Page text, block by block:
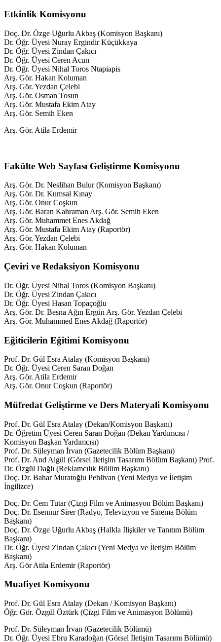
Etkinlik Komisyonu
Doç. Dr. Özge Uğurlu Akbaş (Komisyon Başkanı)
Dr. Öğr. Üyesi Nuray Ergindir Küçükkaya
Dr. Öğr. Üyesi Zindan Çakıcı
Dr. Öğr. Üyesi Ceren Acun
Dr. Öğr. Üyesi Nihal Toros Ntapiapis
Arş. Gör. Hakan Koluman
Arş. Gör. Yezdan Çelebi
Arş. Gör. Osman Tosun
Arş. Gör. Mustafa Ekim Atay
Arş. Gör. Semih Eken
Arş. Gör. Atila Erdemir
Fakülte Web Sayfası Geliştirme Komisyonu
Arş. Gör. Dr. Neslihan Bulur (Komisyon Başkanı)
Arş. Gör. Dr. Kumsal Kınay
Arş. Gör. Onur Coşkun
Arş. Gör. Baran Kahraman Arş. Gör. Semih Eken
Arş. Gör. Muhammet Enes Akdağ
Arş. Gör. Mustafa Ekim Atay (Raportör)
Arş. Gör. Yezdan Çelebi
Arş. Gör. Hakan Koluman
Çeviri ve Redaksiyon Komisyonu
Dr. Öğr. Üyesi Nihal Toros (Komisyon Başkanı)
Dr. Öğr. Üyesi Zindan Çakıcı
Dr. Öğr. Üyesi Hasan Topaçoğlu
Arş. Gör. Dr. Besna Ağın Ergün Arş. Gör. Yezdan Çelebi
Arş. Gör. Muhammed Enes Akdağ (Raportör)
Eğiticilerin Eğitimi Komisyonu
Prof. Dr. Gül Esra Atalay (Komisyon Başkanı)
Dr. Öğr. Üyesi Ceren Saran Doğan
Arş. Gör. Atila Erdemir
Arş. Gör. Onur Coşkun (Raportör)
Müfredat Geliştirme ve Ders Materyali Komisyonu
Prof. Dr. Gül Esra Atalay (Dekan/Komisyon Başkanı)
Dr. Öğretim Üyesi Ceren Saran Doğan (Dekan Yardımcısı /
Komisyon Başkan Yardımcısı)
Prof. Dr. Süleyman İrvan (Gazetecilik Bölüm Başkanı)
Prof. Dr. And Algül (Görsel İletişim Tasarımı Bölüm Başkanı) Prof.
Dr. Özgül Dağlı (Reklamcılık Bölüm Başkanı)
Doç. Dr. Bahar Muratoğlu Pehlivan (Yeni Medya ve İletişim
İngilizce)
Doç. Dr. Cem Tutar (Çizgi Film ve Animasyon Bölüm Başkanı)
Doç. Dr. Esennur Sirer (Radyo, Televizyon ve Sinema Bölüm
Başkanı)
Doç. Dr. Özge Uğurlu Akbaş (Halkla İlişkiler ve Tanıtım Bölüm
Başkanı)
Dr. Öğr. Üyesi Zindan Çakıcı (Yeni Medya ve İletişim Bölüm
Başkanı)
Arş. Gör Atila Erdemir (Raportör)
Muafiyet Komisyonu
Prof. Dr. Gül Esra Atalay (Dekan / Komisyon Başkanı)
Öğr. Gör. Özgül Öztürk (Çizgi Film ve Animasyon Bölümü)
Prof. Dr. Süleyman İrvan (Gazetecilik Bölümü)
Dr. Öğr. Üyesi Ebru Karadoğan (Görsel İletişim Tasarımı Bölümü)